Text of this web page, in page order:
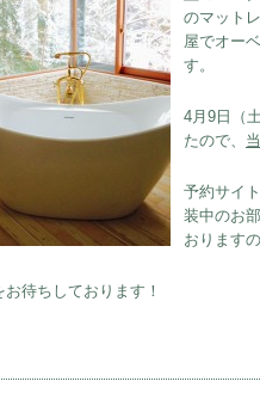
のマット
屋でオー
す。
4月9日（
たので、
予約サイ
装中のお
おります
待ちしております！